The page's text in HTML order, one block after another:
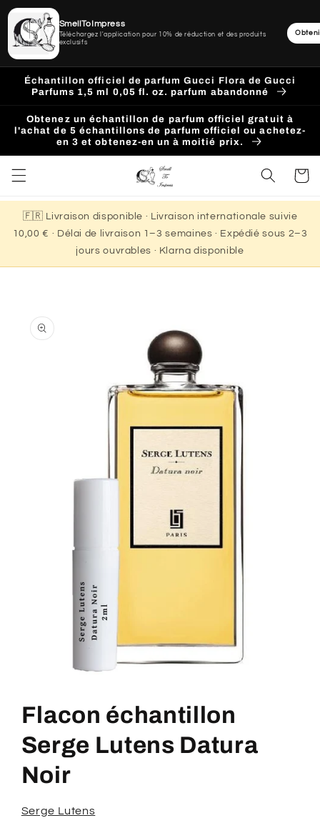
Ignorer
passer
au
Échantillon officiel de parfum Gucci Flora de Gucci
Parfums 1,5 ml 0,05 fl. oz. parfum abandonné
Obtenez un échantillon de parfum officiel gratuit à
l'achat de 5 échantillons de parfum officiel ou achetez-
en 3 et obtenez-en un à moitié prix.
Panier
🇫🇷 Livraison disponible · Livraison internationale suivie
10,00 € · Délai de livraison 1–3 semaines · Expédié sous 2–3
jours ouvrables · Klarna disponible
informations
produits
média
dans
une
fenêtre
Flacon échantillon
Serge Lutens Datura
Noir
Serge Lutens
SmellToImpress
Téléchargez l'application pour 10% de réduction et des produits
exclusifs